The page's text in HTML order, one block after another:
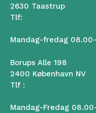
2630 Taastrup
Tlf:
Mandag-fredag
Borups Alle 198
2400 København NV
Tlf :
Mandag-Fredag